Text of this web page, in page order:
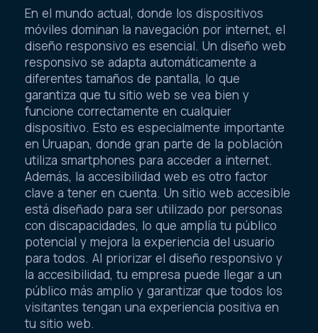
En el mundo actual, donde los dispositivos
móviles dominan la navegación por internet, el
diseño responsivo es esencial. Un diseño web
responsivo se adapta automáticamente a
diferentes tamaños de pantalla, lo que
garantiza que tu sitio web se vea bien y
funcione correctamente en cualquier
dispositivo. Esto es especialmente importante
en Uruapan, donde gran parte de la población
utiliza smartphones para acceder a internet.
Además, la accesibilidad web es otro factor
clave a tener en cuenta. Un sitio web accesible
está diseñado para ser utilizado por personas
con discapacidades, lo que amplía tu público
potencial y mejora la experiencia del usuario
para todos. Al priorizar el diseño responsivo y
la accesibilidad, tu empresa puede llegar a un
público más amplio y garantizar que todos los
visitantes tengan una experiencia positiva en
tu sitio web.